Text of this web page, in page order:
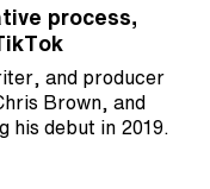
process,
and producer
Brown, and
his debut in 2019.